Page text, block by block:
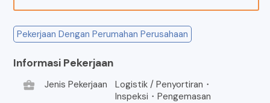
Pekerjaan Dengan Perumahan Perusahaan
Informasi Pekerjaan
business_center
Jenis Pekerjaan
Logistik / Penyortiran・
Inspeksi・Pengemasan